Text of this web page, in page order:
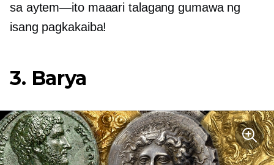
sa aytem—itomaaari talagang gumawa ng
isang pagkakaiba!
3. Barya